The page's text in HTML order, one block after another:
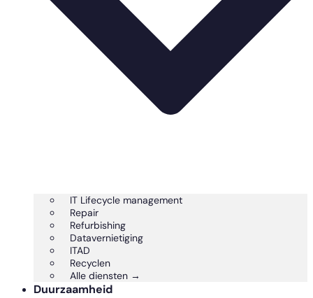
IT Lifecycle management
Repair
Refurbishing
Datavernietiging
ITAD
Recyclen
Alle diensten →
Duurzaamheid